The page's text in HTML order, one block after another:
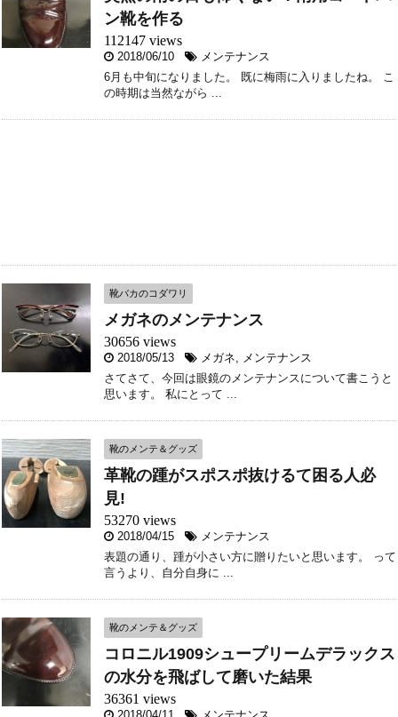
ン靴を作る
112147 views
2018/06/10
メンテナンス
6月も中旬になりました。 既に梅雨に入りましたね。 こ
の時期は当然ながら ...
靴バカのコダワリ
メガネのメンテナンス
30656 views
2018/05/13 メガネ
メンテナンス
さてさて、今回は眼鏡のメンテナンスについて書こうと
思います。 私にとって ...
靴のメンテ＆グッズ
革靴の踵がスポスポ抜けるて困る人必
見!
53270 views
2018/04/15
メンテナンス
表題の通り、踵が小さい方に贈りたいと思います。 って
言うより、自分自身に ...
靴のメンテ＆グッズ
コロニル1909シュープリームデラックス
の水分を飛ばして磨いた結果
36361 views